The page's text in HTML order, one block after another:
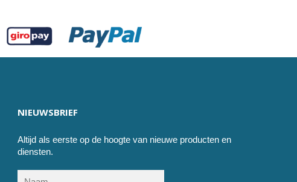
NIEUWSBRIEF
Altijd als eerste op de hoogte van nieuwe producten en
diensten.